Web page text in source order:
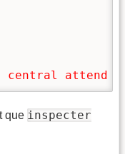
central attend
que inspecter